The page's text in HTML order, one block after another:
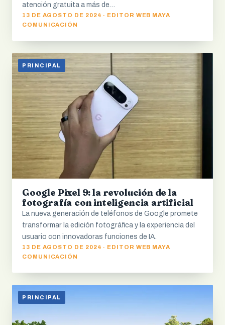
atención gratuita a más de…
13 DE AGOSTO DE 2024 · EDITOR WEB MAYA
COMUNICACIÓN
PRINCIPAL
Google Pixel 9: la revolución de la
fotografía con inteligencia artificial
La nueva generación de teléfonos de Google promete
transformar la edición fotográfica y la experiencia del
usuario con innovadoras funciones de IA.
13 DE AGOSTO DE 2024 · EDITOR WEB MAYA
COMUNICACIÓN
PRINCIPAL